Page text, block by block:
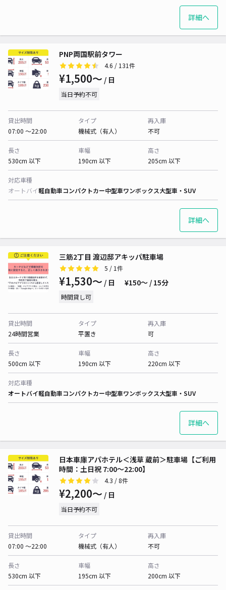
詳細へ
PNP両国駅前タワー
4.6 / 131件
¥1,500〜 / 日
当日予約不可
貸出時間
07:00 〜22:00
タイプ
機械式（有人）
再入庫
不可
長さ
530cm 以下
車幅
190cm 以下
高さ
205cm 以下
対応車種
オートバイ軽自動車コンパクトカー中型車ワンボックス大型車・SUV
詳細へ
三筋2丁目 渡辺邸アキッパ駐車場
5 / 1件
¥1,530〜 / 日 ¥150〜 / 15分
時間貸し可
貸出時間
24時間営業
タイプ
平置き
再入庫
可
長さ
500cm 以下
車幅
190cm 以下
高さ
220cm 以下
対応車種
オートバイ軽自動車コンパクトカー中型車ワンボックス大型車・SUV
詳細へ
日本車庫アパホテル＜浅草 蔵前＞駐車場【ご利用
時間：土日祝 7:00～22:00】
4.3 / 8件
¥2,200〜 / 日
当日予約不可
貸出時間
07:00 〜22:00
タイプ
機械式（有人）
再入庫
不可
長さ
530cm 以下
車幅
195cm 以下
高さ
200cm 以下